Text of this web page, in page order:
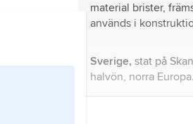
material brister,
används i
Sverige, stat på
halvön, norra Europa.